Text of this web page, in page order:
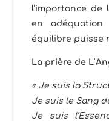
l’importance de
en
équilibre puisse
La prière de
« Je suis la
Je suis le Sang
Je suis